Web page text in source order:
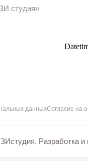
студия»
данныхСогласие на
Разработка